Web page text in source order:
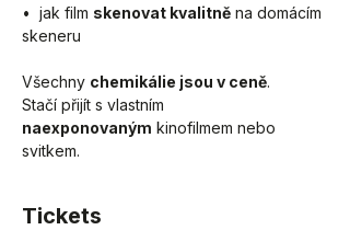
•  jak film skenovat kvalitně na domácím
skeneru
Všechny chemikálie jsou v ceně.
Stačí přijít s vlastním
naexponovaným kinofilmem nebo
svitkem.
Tickets